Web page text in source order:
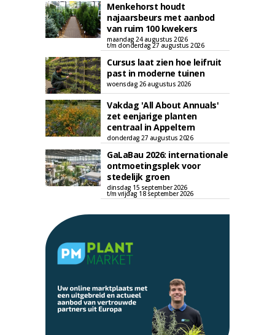
Menkehorst houdt
najaarsbeurs met aanbod
van ruim 100 kwekers
maandag 24 augustus 2026
t/m donderdag 27 augustus 2026
Cursus laat zien hoe leifruit
past in moderne tuinen
woensdag 26 augustus 2026
Vakdag 'All About Annuals'
zet eenjarige planten
centraal in Appeltern
donderdag 27 augustus 2026
GaLaBau 2026: internationale
ontmoetingsplek voor
stedelijk groen
dinsdag 15 september 2026
t/m vrijdag 18 september 2026